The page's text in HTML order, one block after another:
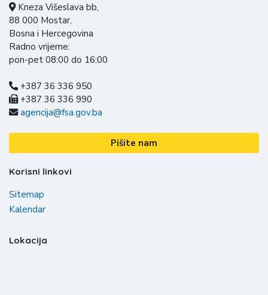
Kneza Višeslava bb,
88 000 Mostar,
Bosna i Hercegovina
Radno vrijeme:
pon-pet 08:00 do 16:00
+387 36 336 950
+387 36 336 990
agencija@fsa.gov.ba
Pišite nam
Korisni linkovi
Sitemap
Kalendar
Lokacija